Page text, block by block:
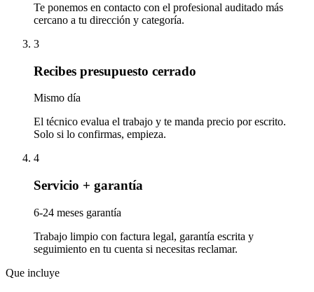
Te ponemos en contacto con el profesional auditado más
cercano a tu dirección y categoría.
3
Recibes presupuesto cerrado
Mismo día
El técnico evalua el trabajo y te manda precio por escrito.
Solo si lo confirmas, empieza.
4
Servicio + garantía
6-24 meses garantía
Trabajo limpio con factura legal, garantía escrita y
seguimiento en tu cuenta si necesitas reclamar.
Que incluye